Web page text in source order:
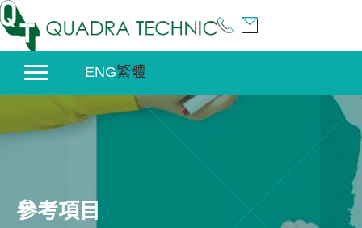
Skip
to
content
ENG繁體
參考項目